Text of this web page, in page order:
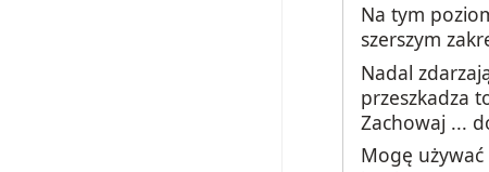
Na tym
szerszym
Nadal
przeszkadza
Zachowaj ...
Mogę